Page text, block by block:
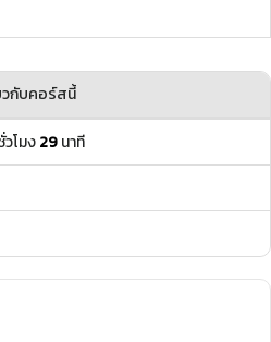
วกับคอร์สนี้
วโมง29นาที